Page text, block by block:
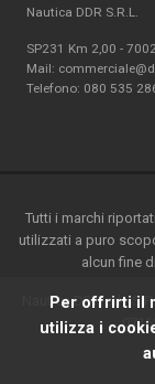
Per offrirti il
utilizza i
Nautica DDR S.R.L.
SP231 Km 2,00 -
Mail:
Telefono: 080 535
Tutti i marchi
utilizzati a puro
alcun fine
Nautica DDR srl -